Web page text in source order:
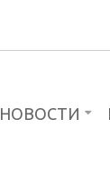
НОВОСТИ